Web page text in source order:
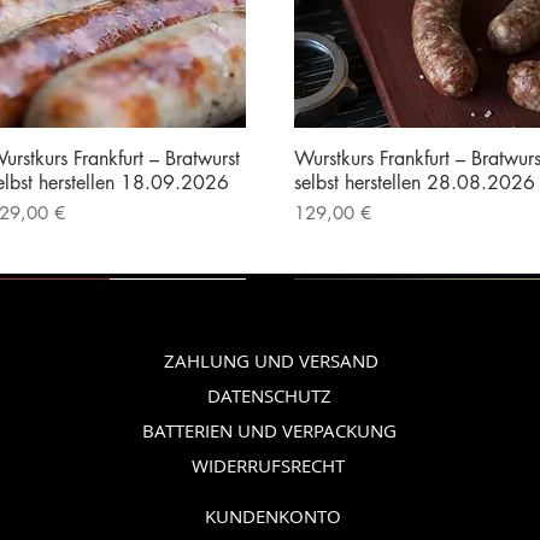
Frankfurt – Bratwurst
herstellen 18.09.2026
€
Wurstkurs Frankfurt –
selbst herstellen 28.08.2026
Preis
129,00 €
ZAHLUNG UND VERSAND
DATENSCHUTZ
BATTERIEN UND VERPACKUNG
WIDERRUFSRECHT
KUNDENKONTO